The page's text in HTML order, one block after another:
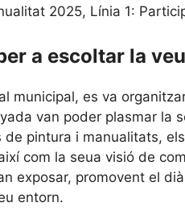
2025, Línia 1:
a escoltar la
municipal, es va
van poder plasmar la
pintura i manualitats,
com la seua visió de
exposar, promovent el
entorn.